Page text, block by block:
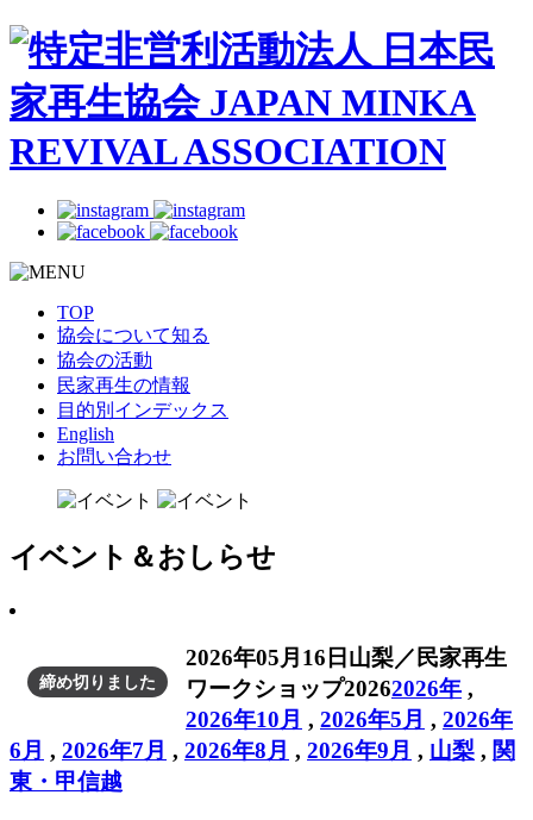
TOP
協会について知る
協会の活動
民家再生の情報
目的別インデックス
English
お問い合わせ
イベント＆おしらせ
締め切りました
2026年05月16日 山梨／民家再生
ワークショップ20262026年 ,
2026年10月 , 2026年5月 , 2026年
6月 , 2026年7月 , 2026年8月 , 2026年9月 , 山梨 , 関
東・甲信越